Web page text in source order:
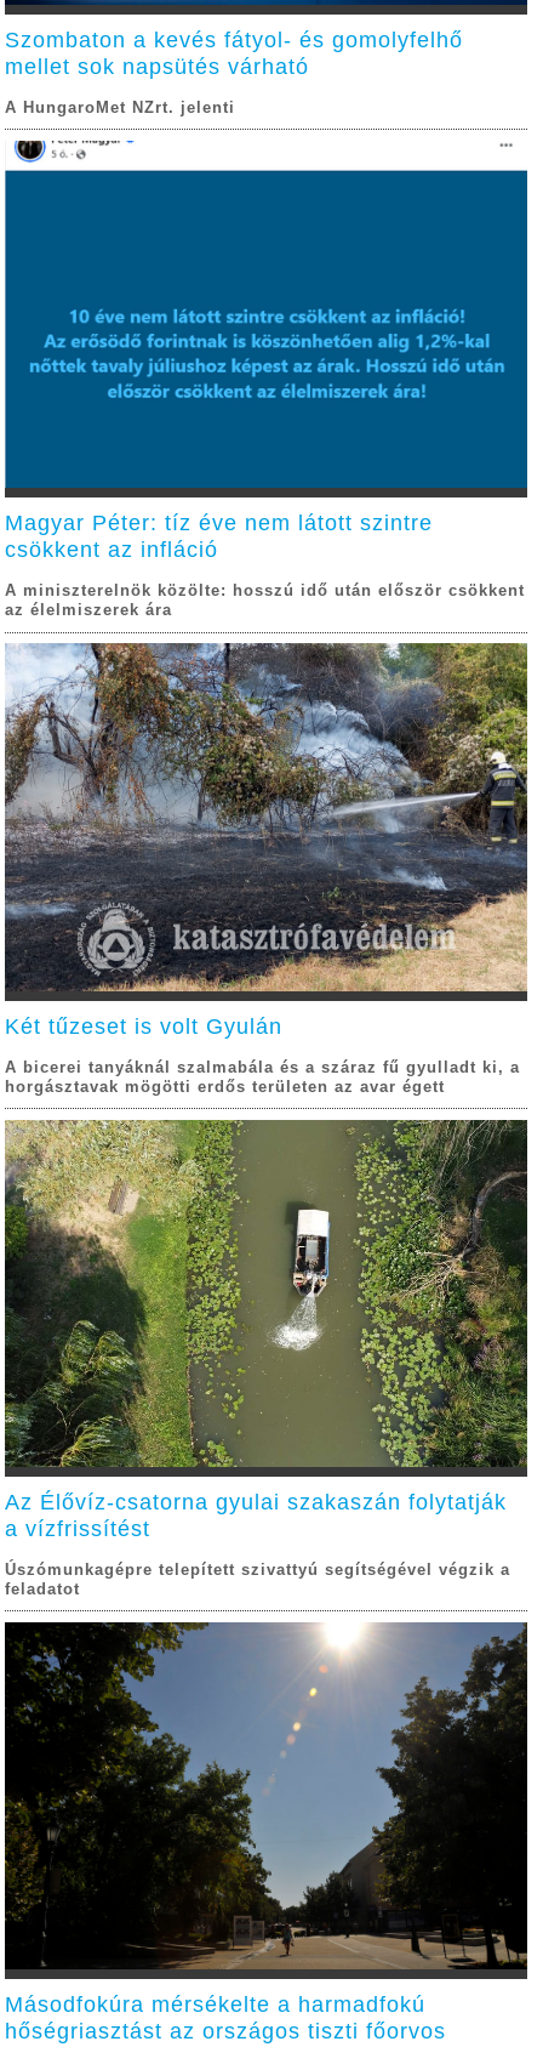
Szombaton a kevés fátyol- és gomolyfelhő
mellet sok napsütés várható
A HungaroMet NZrt. jelenti
Magyar Péter: tíz éve nem látott szintre
csökkent az infláció
A miniszterelnök közölte: hosszú idő után először csökkent
az élelmiszerek ára
Két tűzeset is volt Gyulán
A bicerei tanyáknál szalmabála és a száraz fű gyulladt ki, a
horgásztavak mögötti erdős területen az avar égett
Az Élővíz-csatorna gyulai szakaszán folytatják
a vízfrissítést
Úszómunkagépre telepített szivattyú segítségével végzik a
feladatot
Másodfokúra mérsékelte a harmadfokú
hőségriasztást az országos tiszti főorvos